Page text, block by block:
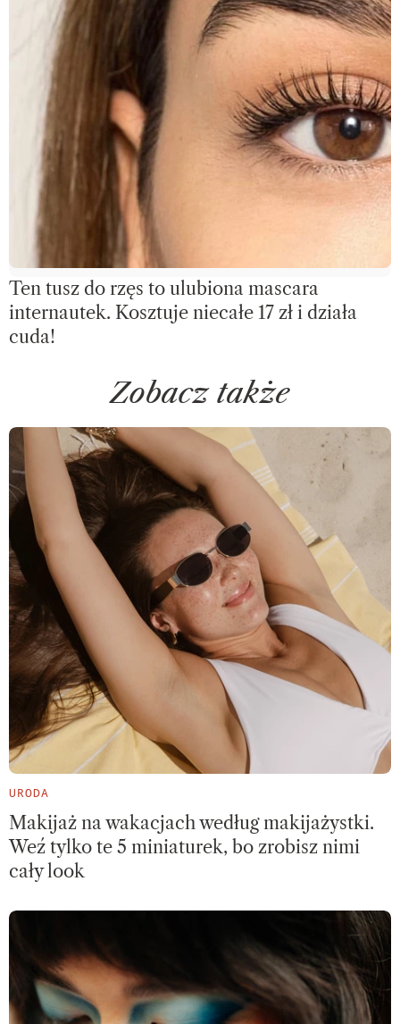
Ten tusz do rzęs to ulubiona mascara
internautek. Kosztuje niecałe 17 zł i działa
cuda!
Zobacz także
URODA
Makijaż na wakacjach według makijażystki.
Weź tylko te 5 miniaturek, bo zrobisz nimi
cały look